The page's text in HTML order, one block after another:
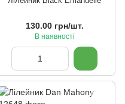
130.00 грн/шт.
В наявності